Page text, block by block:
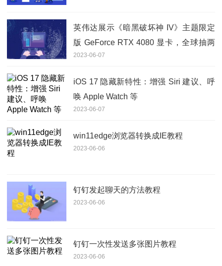
英伟达展示《暗黑破坏神 IV》主题限定
版 GeForce RTX 4080 显卡，全球抽两
名幸运儿赠送
2023-06-07
iOS 17 隐藏新特性：增强 Siri 建议、呼
唤 Apple Watch 等
2023-06-07
win11edge浏览器转换成IE教程
2023-06-06
钉钉发起聊天的方法教程
2023-06-06
钉钉一次性发送多张图片教程
2023-06-06